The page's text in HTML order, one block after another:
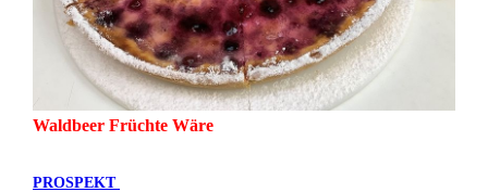
Waldbeer Früchte Wäre
PROSPEKT